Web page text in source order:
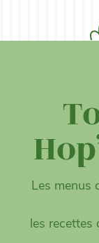
Les menus
les recettes